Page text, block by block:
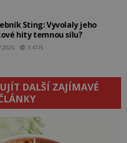
Sting: Vyvolaly jeho
hity temnou sílu?
3.4TIS
DALŠÍ ZAJÍMAVÉ